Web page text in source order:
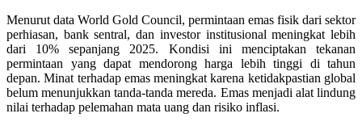
Menurut data World Gold Council, permintaan emas fisik dari sektor
perhiasan, bank sentral, dan investor institusional meningkat lebih
dari 10% sepanjang 2025. Kondisi ini menciptakan tekanan
permintaan yang dapat mendorong harga lebih tinggi di tahun
depan. Minat terhadap emas meningkat karena ketidakpastian global
belum menunjukkan tanda-tanda mereda. Emas menjadi alat lindung
nilai terhadap pelemahan mata uang dan risiko inflasi.